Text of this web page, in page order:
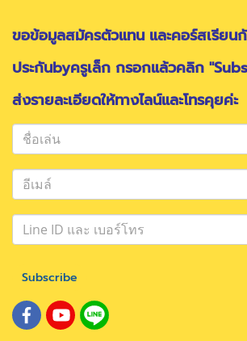
ขอข้อมูลสมัครตัวแทน และคอร์สเรียน
ประกันbyครูเล็ก กรอกแล้วคลิก
ส่งรายละเอียดให้ทางไลน์และโทรคุยค่ะ
Subscribe